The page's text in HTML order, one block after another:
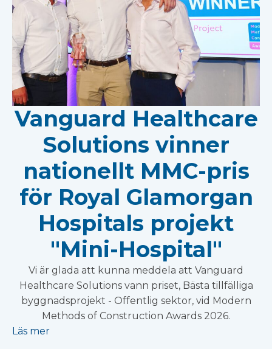
Vanguard Healthcare
Solutions vinner
nationellt MMC-pris
för Royal Glamorgan
Hospitals projekt
"Mini-Hospital"
Vi är glada att kunna meddela att Vanguard
Healthcare Solutions vann priset, Bästa tillfälliga
byggnadsprojekt - Offentlig sektor, vid Modern
Methods of Construction Awards 2026.
Läs mer